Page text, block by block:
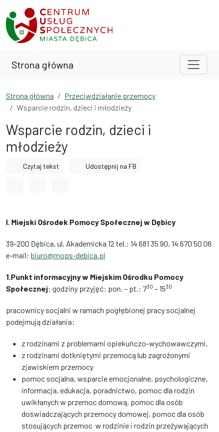
Przejdź do treści
Przejdź do wyszukiwarki
Strona główna
Strona główna
Przeciwdziałanie przemocy
Wsparcie rodzin, dzieci i młodzieży
Wsparcie rodzin, dzieci i
młodzieży
Czytaj tekst Udostępnij na FB
I. Miejski Ośrodek Pomocy Społecznej w Dębicy
39-200 Dębica, ul. Akademicka 12 tel.: 14 681 35 90, 14 670 50 06
e-mail: biuro@mops-debica.pl
1.Punkt informacyjny w Miejskim Ośrodku Pomocy
Społecznej: godziny przyjęć: pon. – pt.: 730 – 1530
pracownicy socjalni w ramach pogłębionej pracy socjalnej
podejmują działania:
z rodzinami z problemami opiekuńczo-wychowawczymi,
z rodzinami dotkniętymi przemocą lub zagrożonymi
zjawiskiem przemocy
pomoc socjalna, wsparcie emocjonalne, psychologiczne,
informacja, edukacja, poradnictwo, pomoc dla rodzin
uwikłanych w przemoc domową, pomoc dla osób
doświadczających przemocy domowej, pomoc dla osób
stosujących przemoc w rodzinie i rodzin przeżywających